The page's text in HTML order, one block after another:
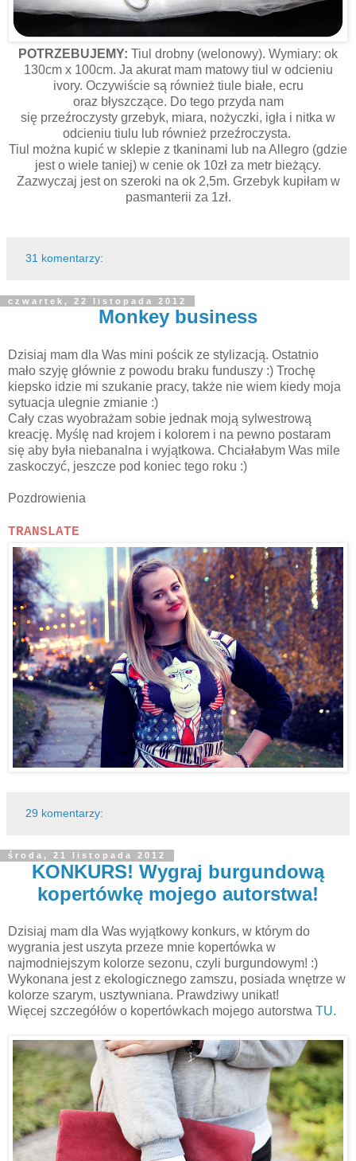
POTRZEBUJEMY: Tiul drobny (welonowy). Wymiary: ok
130cm x 100cm. Ja akurat mam matowy tiul w odcieniu
ivory. Oczywiście są również tiule białe, ecru
oraz błyszczące. Do tego przyda nam
się przeźroczysty grzebyk, miara, nożyczki, igła i nitka w
odcieniu tiulu lub również przeźroczysta.
Tiul można kupić w sklepie z tkaninami lub na Allegro (gdzie
jest o wiele taniej) w cenie ok 10zł za metr bieżący.
Zazwyczaj jest on szeroki na ok 2,5m. Grzebyk kupiłam w
pasmanterii za 1zł.
31 komentarzy:
czwartek, 22 listopada 2012
Monkey business
Dzisiaj mam dla Was mini pościk ze stylizacją. Ostatnio
mało szyję głównie z powodu braku funduszy :) Trochę
kiepsko idzie mi szukanie pracy, także nie wiem kiedy moja
sytuacja ulegnie zmianie :)
Cały czas wyobrażam sobie jednak moją sylwestrową
kreację. Myślę nad krojem i kolorem i na pewno postaram
się aby była niebanalna i wyjątkowa. Chciałabym Was mile
zaskoczyć, jeszcze pod koniec tego roku :)
Pozdrowienia
TRANSLATE
29 komentarzy:
środa, 21 listopada 2012
KONKURS! Wygraj burgundową
kopertówkę mojego autorstwa!
Dzisiaj mam dla Was wyjątkowy konkurs, w którym do
wygrania jest uszyta przeze mnie kopertówka w
najmodniejszym kolorze sezonu, czyli burgundowym! :)
Wykonana jest z ekologicznego zamszu, posiada wnętrze w
kolorze szarym, usztywniana. Prawdziwy unikat!
Więcej szczegółów o kopertówkach mojego autorstwa TU.